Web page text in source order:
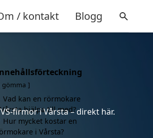
/ kontakt Blogg
firmor i Vårsta – direkt här.
gömma
Vad kan en rörmokare
hjälpa till med?
Hur mycket kostar en
i Vårsta?